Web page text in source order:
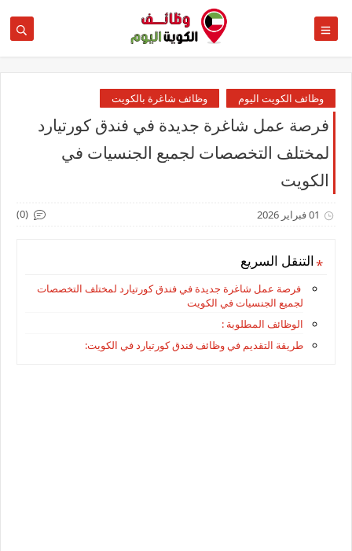
وظائف الكويت اليوم وظائف شاغرة بالكويت
فرصة عمل شاغرة جديدة في فندق كورتيارد
لمختلف التخصصات لجميع الجنسيات في
الكويت
01 فبراير 2026 (0)
التنقل السريع
فرصة عمل شاغرة جديدة في فندق كورتيارد لمختلف التخصصات
لجميع الجنسيات في الكويت
الوظائف المطلوبة :
طريقة التقديم في وظائف فندق كورتيارد في الكويت: